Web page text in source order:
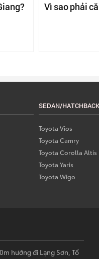
Vì sao phải
SEDAN/HATCHBACK
Toyota Vios
Toyota Camry
Toyota Corolla Altis
Toyota Yaris
Toyota Wigo
hướng đi Lạng Sơn, Tổ